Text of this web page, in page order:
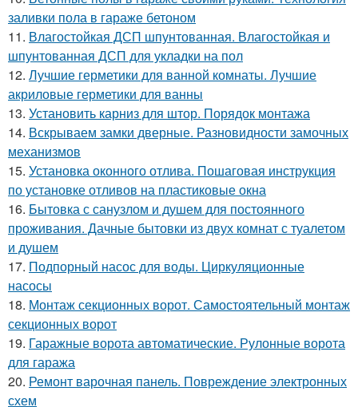
заливки пола в гараже бетоном
11. Влагостойкая ДСП шпунтованная. Влагостойкая и
шпунтованная ДСП для укладки на пол
12. Лучшие герметики для ванной комнаты. Лучшие
акриловые герметики для ванны
13. Установить карниз для штор. Порядок монтажа
14. Вскрываем замки дверные. Разновидности замочных
механизмов
15. Установка оконного отлива. Пошаговая инструкция
по установке отливов на пластиковые окна
16. Бытовка с санузлом и душем для постоянного
проживания. Дачные бытовки из двух комнат с туалетом
и душем
17. Подпорный насос для воды. Циркуляционные
насосы
18. Монтаж секционных ворот. Самостоятельный монтаж
секционных ворот
19. Гаражные ворота автоматические. Рулонные ворота
для гаража
20. Ремонт варочная панель. Повреждение электронных
схем